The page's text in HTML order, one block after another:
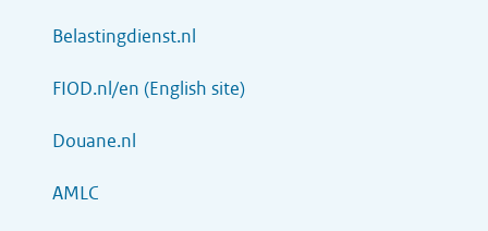
Belastingdienst.nl
FIOD.nl/en (English site)
Douane.nl
AMLC